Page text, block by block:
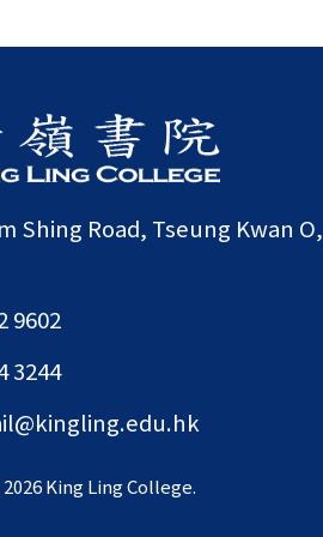
Shing Road, Tseung Kwan O,
9602
3244
2026 King Ling College.